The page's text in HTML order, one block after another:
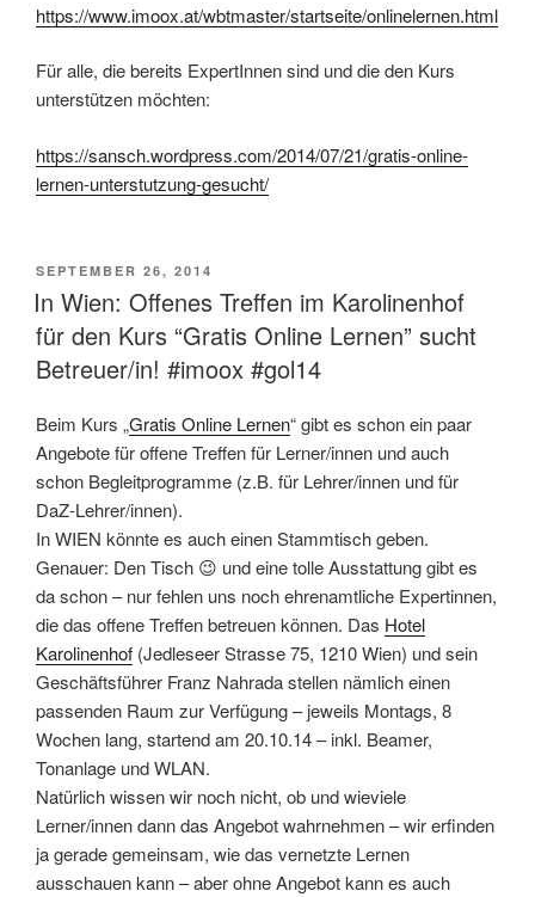
https://www.imoox.at/wbtmaster/startseite/onlinelernen.html
Für alle, die bereits ExpertInnen sind und die den Kurs
unterstützen möchten:
https://sansch.wordpress.com/2014/07/21/gratis-online-
lernen-unterstutzung-gesucht/
VERÖFFENTLICHT
AM
SEPTEMBER 26, 2014
In Wien: Offenes Treffen im Karolinenhof
für den Kurs “Gratis Online Lernen” sucht
Betreuer/in! #imoox #gol14
Beim Kurs „Gratis Online Lernen“ gibt es schon ein paar
Angebote für offene Treffen für Lerner/innen und auch
schon Begleitprogramme (z.B. für Lehrer/innen und für
DaZ-Lehrer/innen).
In WIEN könnte es auch einen Stammtisch geben.
Genauer: Den Tisch 😉 und eine tolle Ausstattung gibt es
da schon – nur fehlen uns noch ehrenamtliche Expertinnen,
die das offene Treffen betreuen können. Das Hotel
Karolinenhof (Jedleseer Strasse 75, 1210 Wien) und sein
Geschäftsführer Franz Nahrada stellen nämlich einen
passenden Raum zur Verfügung – jeweils Montags, 8
Wochen lang, startend am 20.10.14 – inkl. Beamer,
Tonanlage und WLAN.
Natürlich wissen wir noch nicht, ob und wieviele
Lerner/innen dann das Angebot wahrnehmen – wir erfinden
ja gerade gemeinsam, wie das vernetzte Lernen
ausschauen kann – aber ohne Angebot kann es auch